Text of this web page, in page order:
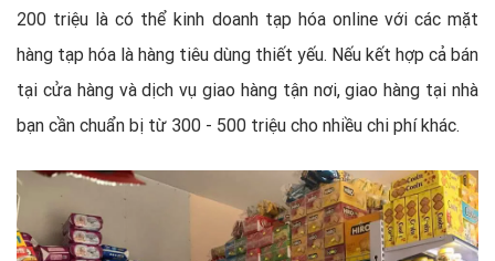
200 triệu là có thể kinh doanh tạp hóa online với các mặt
hàng tạp hóa là hàng tiêu dùng thiết yếu. Nếu kết hợp cả bán
tại cửa hàng và dịch vụ giao hàng tận nơi, giao hàng tại nhà
bạn cần chuẩn bị từ 300 - 500 triệu cho nhiều chi phí khác.